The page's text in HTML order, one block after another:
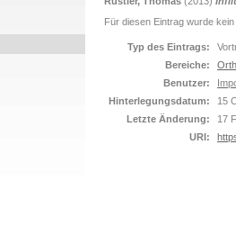
Für diesen Eintrag wurde
Typ des Eintrags:
Bereiche:
Benutzer:
Hinterlegungsdatum:
15
Letzte Änderung:
17
URI: